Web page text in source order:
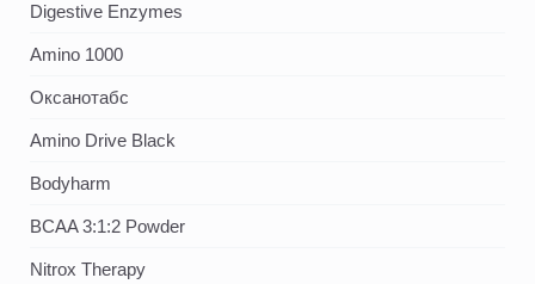
Digestive Enzymes
Amino 1000
Оксанотабс
Amino Drive Black
Bodyharm
BCAA 3:1:2 Powder
Nitrox Therapy